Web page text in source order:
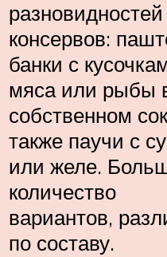
разновидностей
консервов:
банки с
мяса или рыбы
собственном
также паучи с
или желе.
количество
вариантов,
по составу.